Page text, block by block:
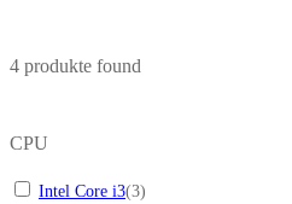
4 produkte found
CPU
Intel Core i3(3)